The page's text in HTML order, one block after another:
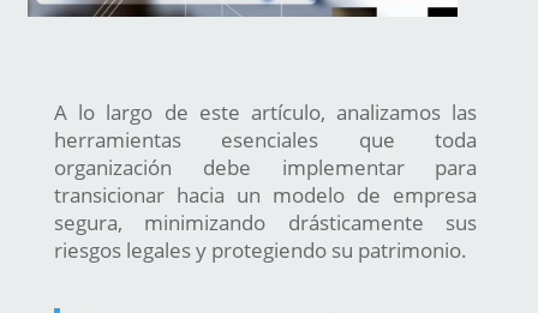
A lo largo de este artículo, analizamos las
herramientas esenciales que toda
organización debe implementar para
transicionar hacia un modelo de empresa
segura, minimizando drásticamente sus
riesgos legales y protegiendo su patrimonio.